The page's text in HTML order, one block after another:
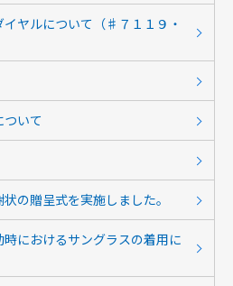
ヤルについて（♯７１１９・
いて
の贈呈式を実施しました。
におけるサングラスの着用に